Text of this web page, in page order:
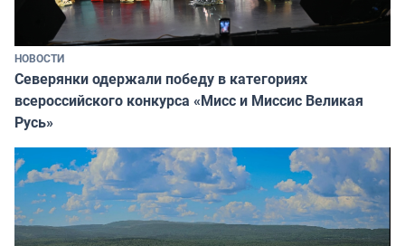
НОВОСТИ
Северянки одержали победу в категориях
всероссийского конкурса «Мисс и Миссис Великая
Русь»